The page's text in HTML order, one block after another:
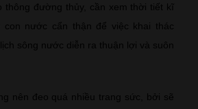
thông đường thủy, cần xem thời tiết kĩ
con nước cẩn thận để việc khai thác
sông nước diễn ra thuận lợi và suôn
nên đeo quá nhiều trang sức, bởi sẽ